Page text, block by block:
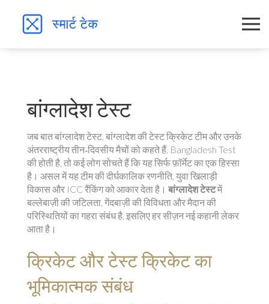
बांग्लादेश टेस्ट
जब बातबांग्लादेश टेस्ट, बांग्लादेश की टेस्ट क्रिकेट टीम और उनके
अंतरराष्ट्रीय तीन‑दिवसीय मैचों को कहते हैं, Bangladesh Test
की होती है, तो कई लोग सोचते हैं कि यह सिर्फ फ़ॉर्मेट का एक हिस्सा
है। असल में यह टीम की दीर्घकालिक रणनीति, युवा खिलाड़ी
विकास और ICC रैंकिंग को आकार देता है। बांग्लादेश टेस्टमें
बल्लेबाज़ी की जटिलता, गेंदबाज़ी की विविधता और मैदान की
परिस्थितियों का गहरा संबंध है, इसलिए हर सीज़न नई कहानी लेकर
आता है।
क्रिकेट और टेस्ट क्रिकेट का
भूमिकात्मक संबंध